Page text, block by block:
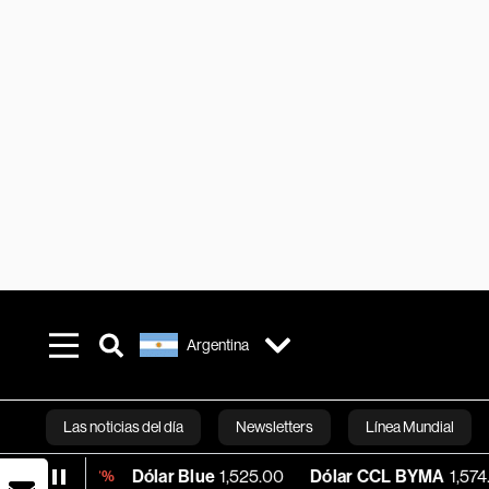
Argentina
Las noticias del día Newsletters Línea Mundial
Bloomberg
Dólar Blue 1,525.00 Dólar CCL BYMA 1,574.83